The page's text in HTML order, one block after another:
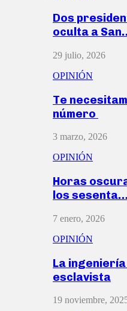
Dos
oculta a
29 julio, 2026
OPINIÓN
Te
número
3 marzo, 2026
OPINIÓN
Horas
los sesenta…
7 enero, 2026
OPINIÓN
La
esclavista
19 noviembre,